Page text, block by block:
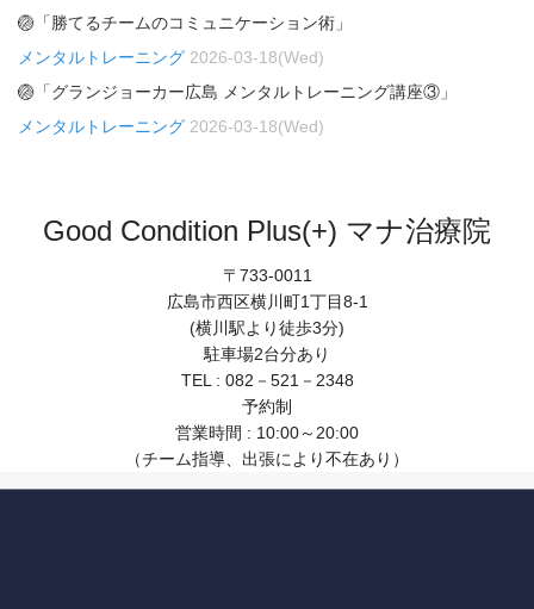
🏐「勝てるチームのコミュニケーション術」
メンタルトレーニング 2026-03-18(Wed)
🏐「グランジョーカー広島 メンタルトレーニング講座③」
メンタルトレーニング 2026-03-18(Wed)
Good Condition Plus(+) マナ治療院
〒733-0011
広島市西区横川町1丁目8-1
(横川駅より徒歩3分)
駐車場2台分あり
TEL : 082－521－2348
予約制
営業時間 : 10:00～20:00
（チーム指導、出張により不在あり）